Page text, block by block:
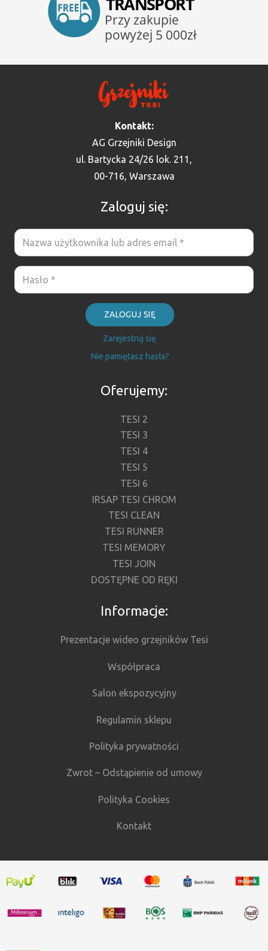
Kontakt:
AG Grzejniki Design
ul. Bartycka 24/26 lok. 211,
00-716, Warszawa
Zaloguj się:
ZALOGUJ SIĘ
Zarejestruj się
Nie pamiętasz hasła?
Oferujemy:
TESI 2
TESI 3
TESI 4
TESI 5
TESI 6
IRSAP TESI CHROM
TESI CLEAN
TESI RUNNER
TESI MEMORY
TESI JOIN
DOSTĘPNE OD RĘKI
Informacje:
Prezentacje wideo grzejników Tesi
Współpraca
Salon ekspozycyjny
Regulamin sklepu
Polityka prywatności
Zwrot – Odstąpienie od umowy
Polityka Cookies
Kontakt